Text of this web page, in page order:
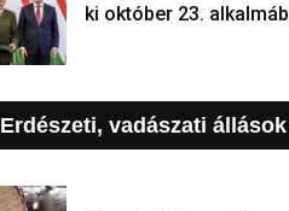
ki október 23.
Erdészeti, vadászati állások